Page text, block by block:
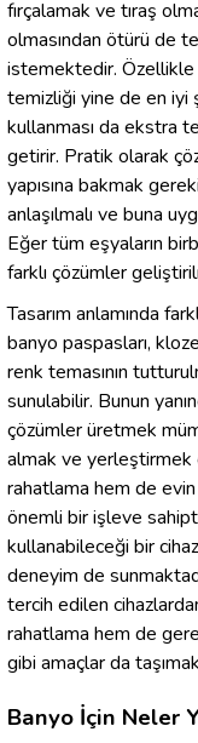
fırçalamak ve tıraş
olmasından ötürü de
istemektedir.
temizliği yine de en iyi
kullanması da ekstra
getirir. Pratik olarak
yapısına bakmak
anlaşılmalı ve buna
Eğer tüm eşyaların
farklı çözümler
Tasarım anlamında
banyo paspasları,
renk temasının
sunulabilir. Bunun
çözümler üretmek
almak ve yerleştirmek
rahatlama hem de
önemli bir işleve
kullanabileceği bir
deneyim de
tercih edilen
rahatlama hem de
gibi amaçlar da
Banyo İçin Neler